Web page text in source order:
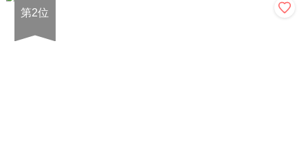
第2位